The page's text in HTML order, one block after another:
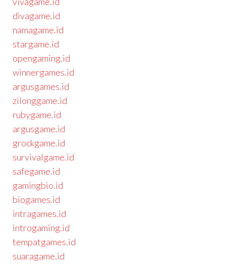
divagame.id
namagame.id
stargame.id
opengaming.id
winnergames.id
argusgames.id
zilonggame.id
rubygame.id
argusgame.id
grockgame.id
survivalgame.id
safegame.id
gamingbio.id
biogames.id
intragames.id
introgaming.id
tempatgames.id
suaragame.id